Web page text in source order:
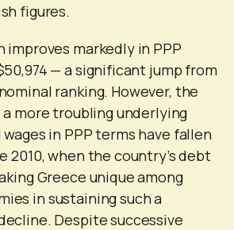
figures.
improves markedly in PPP
— a significant jump from
ranking. However, the
more troubling underlying
in PPP terms have fallen
2010, when the country’s debt
Greece unique among
in sustaining such a
Despite successive